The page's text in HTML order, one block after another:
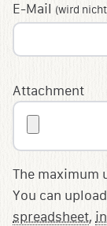
E-Mail (wird
Attachment
The maximum
You can
spreadsheet,